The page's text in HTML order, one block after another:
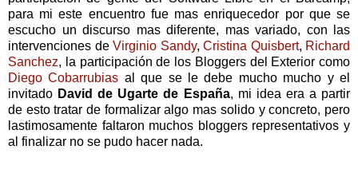
para mi este encuentro fue mas enriquecedor por que se
escucho un discurso mas diferente, mas variado, con las
intervenciones de Virginio Sandy, Cristina Quisbert, Richard
Sanchez, la participación de los Bloggers del Exterior como
Diego Cobarrubias al que se le debe mucho mucho y el
invitado David de Ugarte de España, mi idea era a partir
de esto tratar de formalizar algo mas solido y concreto, pero
lastimosamente faltaron muchos bloggers representativos y
al finalizar no se pudo hacer nada.